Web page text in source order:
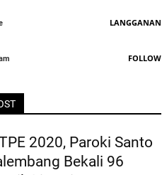
LANGGANAN
FOLLOW
2020, Paroki Santo
Bekali 96